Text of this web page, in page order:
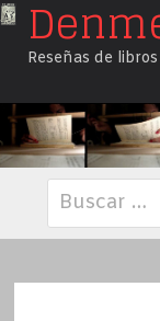
Saltar
Reseñas de
Buscar: